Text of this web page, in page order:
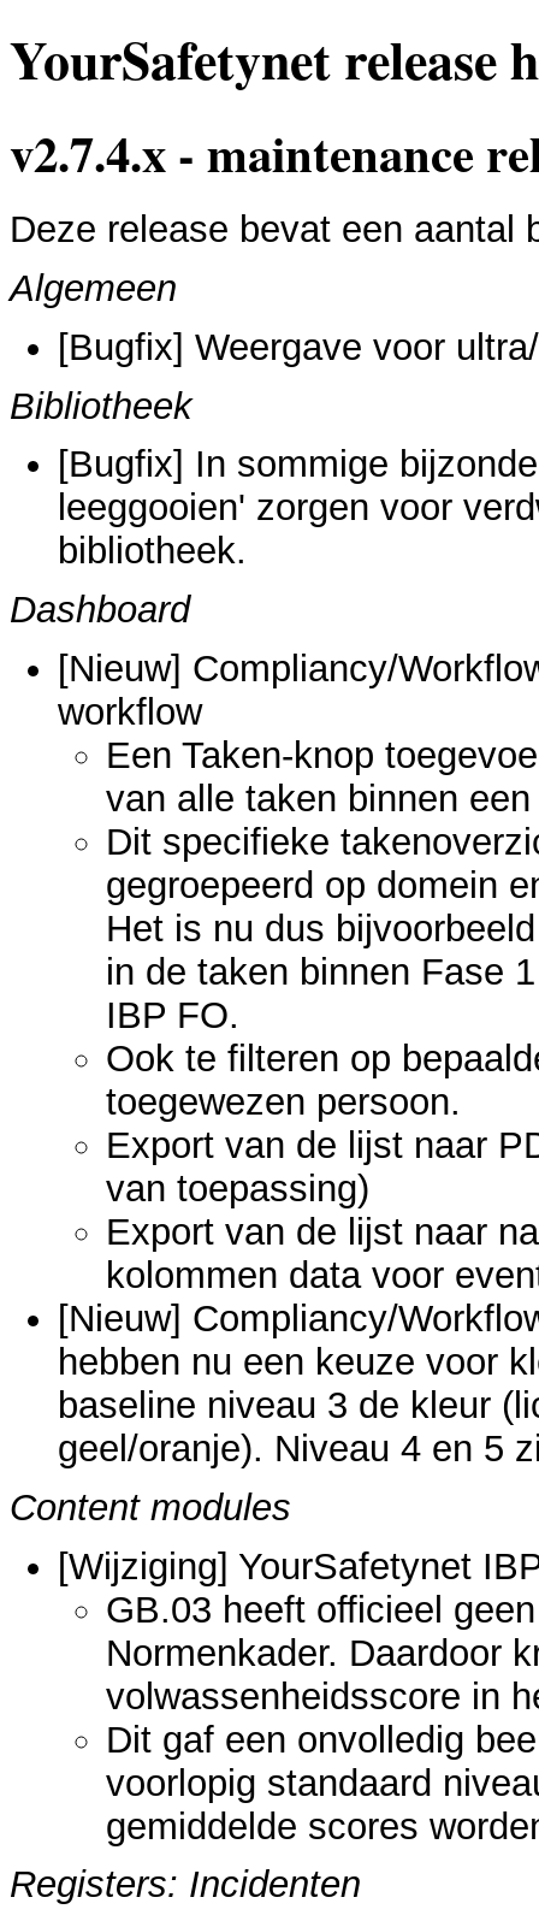
YourSafetynet release
v2.7.4.x - maintenance
Deze release bevat een aantal
Algemeen
[Bugfix] Weergave voor
Bibliotheek
[Bugfix] In sommige
leeggooien' zorgen voor
bibliotheek.
Dashboard
[Nieuw] Compliancy/
workflow
Een Taken-knop
van alle taken binnen
Dit specifieke
gegroepeerd op domein
Het is nu dus
in de taken binnen Fase
IBP FO.
Ook te filteren op
toegewezen persoon.
Export van de lijst naar
van toepassing)
Export van de lijst naar
kolommen data voor
[Nieuw] Compliancy/
hebben nu een keuze voor
baseline niveau 3 de kleur
geel/oranje). Niveau 4 en 5
Content modules
[Wijziging] YourSafetynet
GB.03 heeft officieel
Normenkader. Daardoor
volwassenheidsscore in
Dit gaf een onvolledig
voorlopig standaard
gemiddelde scores
Registers: Incidenten